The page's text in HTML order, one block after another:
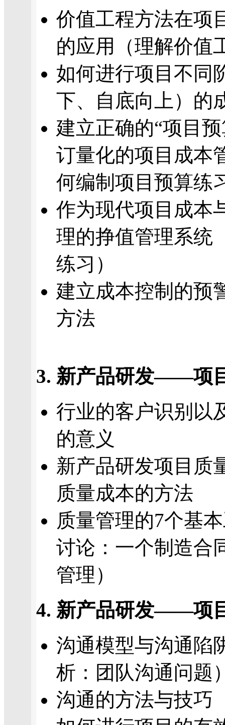
价值工程方法在项
的应用（理解价值
如何进行项目不同
下、自底向上）的
建立正确的“项目
订量化的项目成本
何编制项目预算练
作为现代项目成本
理的挣值管理系统
练习）
建立成本控制的预
方法
3. 新产品研发——项
行业的客户识别以
的意义
新产品研发项目质
质量成本的方法
质量管理的7个基
讨论：一个制造合
管理）
4. 新产品研发——项
沟通模型与沟通陷
析：团队沟通问题
沟通的方法与技巧